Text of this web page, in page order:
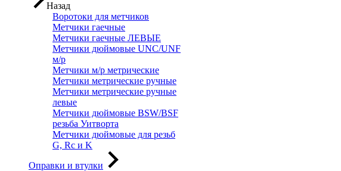
Назад
Воротоки для метчиков
Метчики гаечные
Метчики гаечные ЛЕВЫЕ
Метчики дюймовые UNC/UNF
м/р
Метчики м/р метрические
Метчики метрические ручные
Метчики метрические ручные
левые
Метчики дюймовые BSW/BSF
резьба Уитворта
Метчики дюймовые для резьб
G, Rc и K
Оправки и втулки